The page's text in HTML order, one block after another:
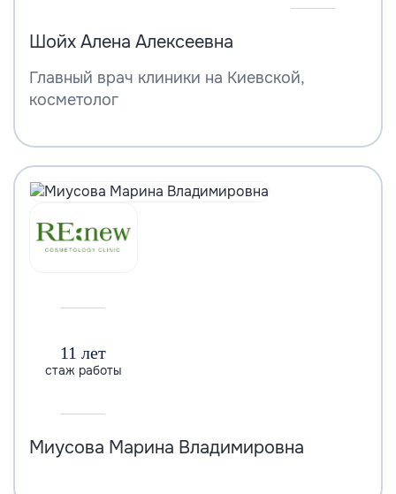
Шойх Алена Алексеевна
Главный врач клиники на Киевской,
косметолог
11 лет
стаж работы
Миусова Марина Владимировна